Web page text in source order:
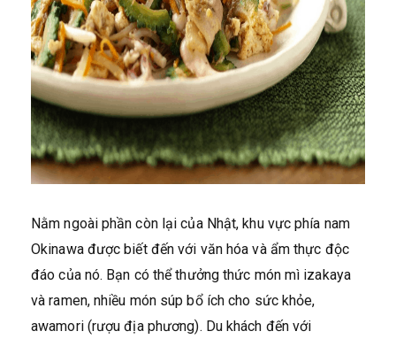
Nằm ngoài phần còn lại của Nhật, khu vực phía nam
Okinawa được biết đến với văn hóa và ẩm thực độc
đáo của nó. Bạn có thể thưởng thức món mì izakaya
và ramen, nhiều món súp bổ ích cho sức khỏe,
awamori (rượu địa phương). Du khách đến với